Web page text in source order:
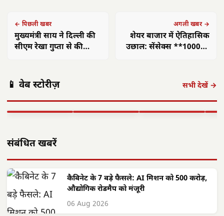
← पिछली खबर
मुख्यमंत्री साय ने दिल्ली की
सीएम रेखा गुप्ता से की
अगली खबर →
शेयर बाजार में ऐतिहासिक
उछाल: सेंसेक्स **1000**
📱 वेब स्टोरीज़ सभी देखें →
'बीज बोने में लगा
वासेपुर'…
साय के नेतृत्व में…
फोकस— हर पात्र
शासन…
संबंधित खबरें
कैबिनेट के 7 बड़े फैसले: AI मिशन को 500 करोड़,
औद्योगिक रोडमैप को मंजूरी
06 Aug 2026